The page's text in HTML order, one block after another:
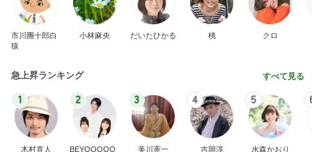
市川團十郎白
猿
小林麻央 だいたひかる 桃 クロ
急上昇ランキング すべて見る
1
木村直人
2
BEYOOOOO
3
美川憲一
4
吉岡淳
5
水森かおり